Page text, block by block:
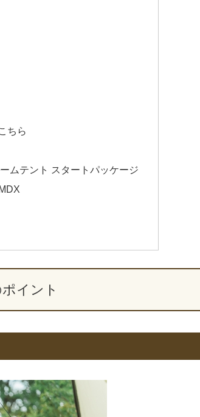
ちら
ムテント スタートパッケージ
イント